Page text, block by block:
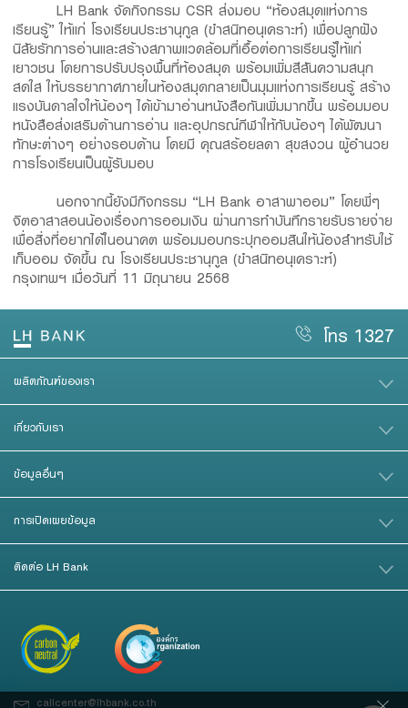
LH Bank จัดกิจกรรม CSR ส่งมอบ “ห้องสมุดแห่งการ
เรียนรู้” ให้แก่ โรงเรียนประชานุกูล (ขำสนิทอนุเคราะห์) เพื่อปลูกฝัง
นิสัยรักการอ่านและสร้างสภาพแวดล้อมที่เอื้อต่อการเรียนรู้ให้แก่
เยาวชน โดยการปรับปรุงพื้นที่ห้องสมุด พร้อมเพิ่มสีสันความสนุก
สดใส ให้บรรยากาศภายในห้องสมุดกลายเป็นมุมแห่งการเรียนรู้ สร้าง
แรงบันดาลใจให้น้องๆ ได้เข้ามาอ่านหนังสือกันเพิ่มมากขึ้น พร้อมมอบ
หนังสือส่งเสริมด้านการอ่าน และอุปกรณ์กีฬาให้กับน้องๆ ได้พัฒนา
ทักษะต่างๆ อย่างรอบด้าน โดยมี คุณสร้อยลดา สุขสงวน ผู้อำนวย
การโรงเรียนเป็นผู้รับมอบ
นอกจากนี้ยังมีกิจกรรม “LH Bank อาสาพาออม” โดยพี่ๆ
จิตอาสาสอนน้องเรื่องการออมเงิน ผ่านการทำบันทึกรายรับรายจ่าย
เพื่อสิ่งที่อยากได้ในอนาคต พร้อมมอบกระปุกออมสินให้น้องสำหรับใช้
เก็บออม จัดขึ้น ณ โรงเรียนประชานุกูล (ขำสนิทอนุเคราะห์)
กรุงเทพฯ เมื่อวันที่ 11 มิถุนายน 2568
โทร 1327
ผลิตภัณฑ์ของเรา
เกี่ยวกับเรา
ข้อมูลอื่นๆ
การเปิดเผยข้อมูล
ติดต่อ LH Bank
callcenter@lhbank.co.th